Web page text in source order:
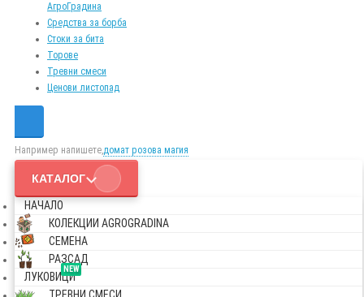
АгроГрадина
Средства за борба
Стоки за бита
Торове
Тревни смеси
Ценови листопад
Например напишете,домат розова магия
КАТАЛОГ
НАЧАЛО
КОЛЕКЦИИ AGROGRADINA
СЕМЕНА
РАЗСАД
NEW
ЛУКОВИЦИ